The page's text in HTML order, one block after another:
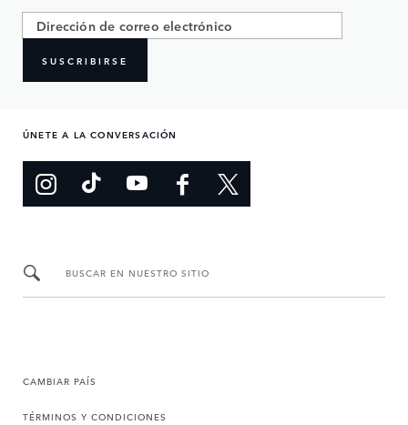
SUSCRIBIRSE
ÚNETE A LA CONVERSACIÓN
BUSCAR EN NUESTRO SITIO
CAMBIAR PAÍS
TÉRMINOS Y CONDICIONES